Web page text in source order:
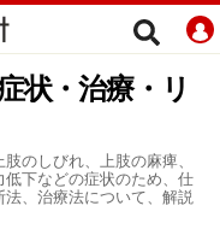
状・治療・リ
のしびれ、上肢の麻痺、
下などの症状のため、仕
、治療法について、解説